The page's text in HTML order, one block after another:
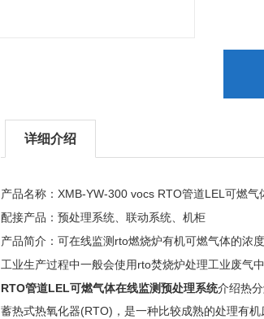
详细介绍
产品名称：XMB-YW-300 vocs RTO管道LEL可燃气
配接产品：预处理系统、联动系统、机柜
产品简介：可在线监测 rto燃烧炉有机可燃气体的浓
工业生产过程中一般会使用 rto焚烧炉处理工业废气
RTO管道LEL可燃气体在线监测预处理系统介绍热
蓄热式热氧化器(RTO)，是一种比较成熟的处理有